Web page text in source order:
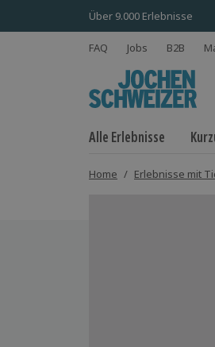
Über 9.000 Erlebnisse
FAQ Jobs B2B
Alle Erlebnisse
Home / Erlebnisse mit